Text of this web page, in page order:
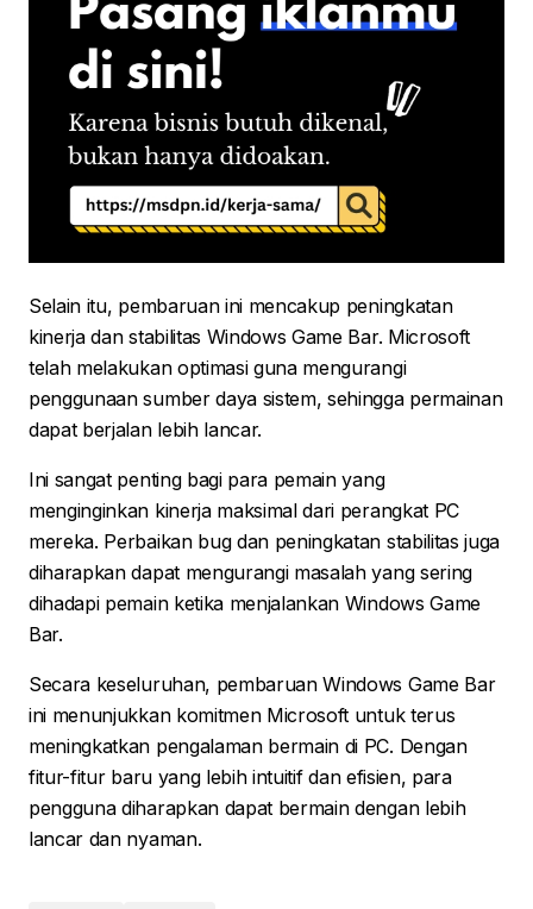
Selain itu, pembaruan ini mencakup peningkatan
kinerja dan stabilitas Windows Game Bar. Microsoft
telah melakukan optimasi guna mengurangi
penggunaan sumber daya sistem, sehingga permainan
dapat berjalan lebih lancar.
Ini sangat penting bagi para pemain yang
menginginkan kinerja maksimal dari perangkat PC
mereka. Perbaikan bug dan peningkatan stabilitas juga
diharapkan dapat mengurangi masalah yang sering
dihadapi pemain ketika menjalankan Windows Game
Bar.
Secara keseluruhan, pembaruan Windows Game Bar
ini menunjukkan komitmen Microsoft untuk terus
meningkatkan pengalaman bermain di PC. Dengan
fitur-fitur baru yang lebih intuitif dan efisien, para
pengguna diharapkan dapat bermain dengan lebih
lancar dan nyaman.